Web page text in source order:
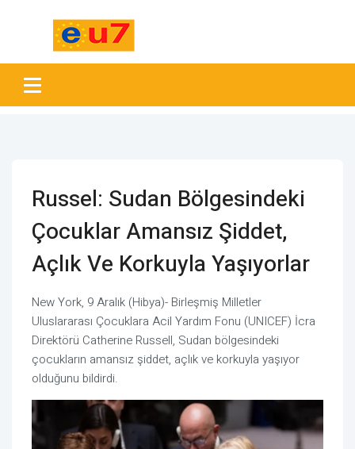
Russel: Sudan Bölgesindeki
Çocuklar Amansız Şiddet,
Açlık Ve Korkuyla Yaşıyorlar
New York, 9 Aralık (Hibya)- Birleşmiş Milletler
Uluslararası Çocuklara Acil Yardım Fonu (UNICEF) İcra
Direktörü Catherine Russell, Sudan bölgesindeki
çocukların amansız şiddet, açlık ve korkuyla yaşıyor
olduğunu bildirdi.